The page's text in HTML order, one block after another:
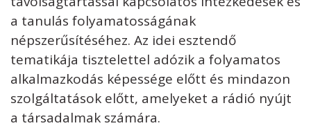
a tanulás folyamatosságának
népszerűsítéséhez. Az idei esztendő
tematikája tisztelettel adózik a folyamatos
alkalmazkodás képessége előtt és mindazon
szolgáltatások előtt, amelyeket a rádió nyújt
a társadalmak számára.